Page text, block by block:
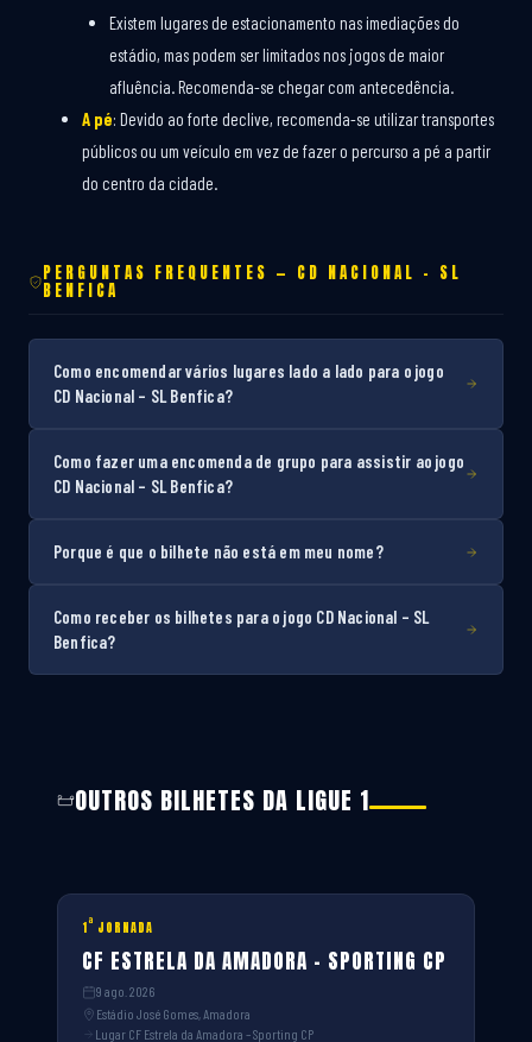
Existem lugares de estacionamento nas imediações do
estádio, mas podem ser limitados nos jogos de maior
afluência. Recomenda-se chegar com antecedência.
A pé: Devido ao forte declive, recomenda-se utilizar transportes
públicos ou um veículo em vez de fazer o percurso a pé a partir
do centro da cidade.
PERGUNTAS FREQUENTES — CD NACIONAL – SL
BENFICA
Como encomendar vários lugares lado a lado para o jogo
CD Nacional – SL Benfica?
Como fazer uma encomenda de grupo para assistir ao jogo
CD Nacional – SL Benfica?
Porque é que o bilhete não está em meu nome?
Como receber os bilhetes para o jogo CD Nacional – SL
Benfica?
OUTROS BILHETES DA LIGUE 1
1ª JORNADA
CF ESTRELA DA AMADORA – SPORTING CP
9 ago. 2026
Estádio José Gomes, Amadora
Lugar CF Estrela da Amadora – Sporting CP